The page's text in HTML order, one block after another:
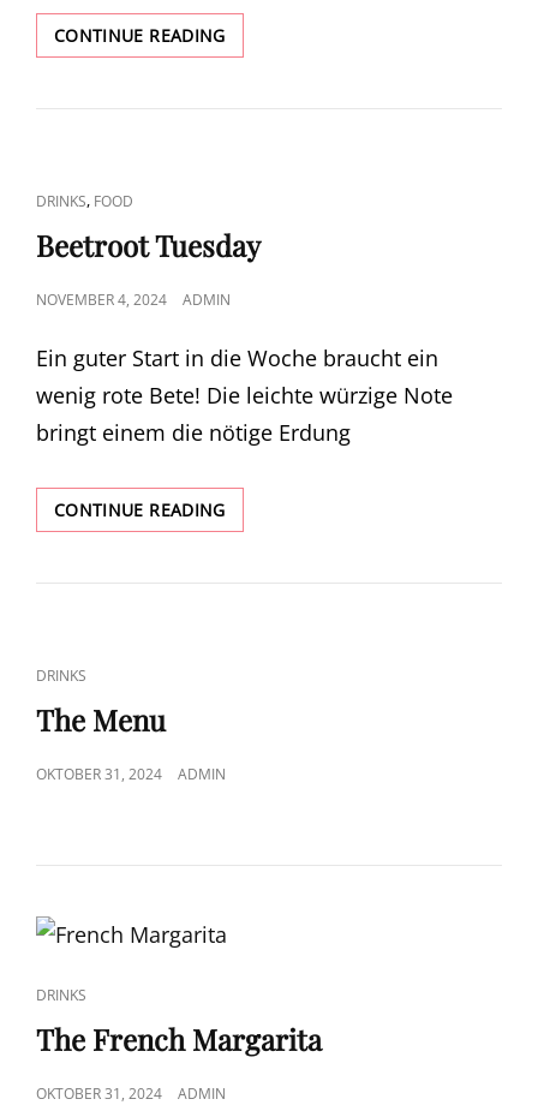
CONTINUE READINGTHE
ZIEGEN
CAT
LINKS
DRINKS, FOOD
Beetroot Tuesday
POSTED
NOVEMBER 4, 2024 ADMIN
Ein guter Start in die Woche braucht ein
wenig rote Bete! Die leichte würzige Note
bringt einem die nötige Erdung
CONTINUE READINGBEETROOT
TUESDAY
CAT
LINKS
DRINKS
The Menu
POSTED
OKTOBER 31, 2024 ADMIN
CAT
LINKS
DRINKS
The French Margarita
POSTED
OKTOBER 31, 2024 ADMIN